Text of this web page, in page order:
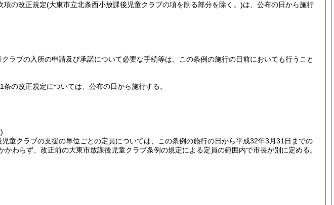
項の改正規定(大東市立北条西小放課後児童クラブの項を削る部分を除く。)は、公布の日から施行
ラブの入所の申請及び承諾について必要な手続等は、この条例の施行の日前においても行うこと
条の改正規定については、公布の日から施行する。
童クラブの支援の単位ごとの定員については、この条例の施行の日から平成32年3月31日までの
わらず、改正前の大東市放課後児童クラブ条例の規定による定員の範囲内で市長が別に定める。